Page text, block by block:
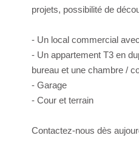
projets, possibilité de
- Un local commercial
- Un appartement T3 en
bureau et une chambre /
- Garage
- Cour et terrain
Contactez-nous dès